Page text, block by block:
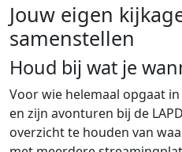
Jouw eigen
samenstellen
Houd bij wat je
Voor wie helemaal opgaat
en zijn avonturen bij de
overzicht te houden van